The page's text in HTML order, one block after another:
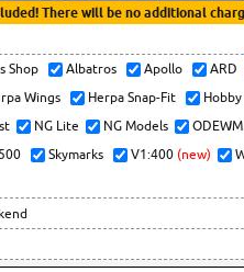
There will be no additional
Shop Albatros Apollo ARD
Wings Herpa Snap-Fit
NG Lite NG Models ODEWM
Skymarks V1:400 (new)